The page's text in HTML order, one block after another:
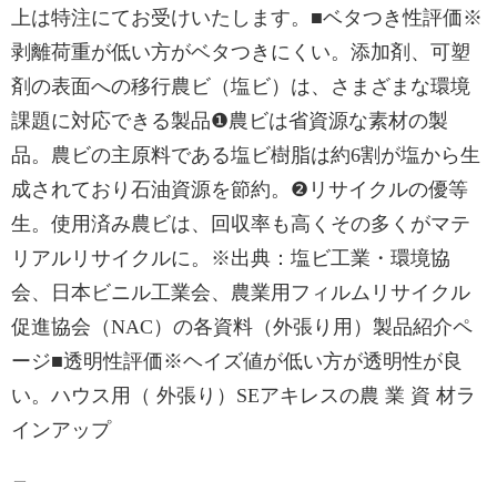
上は特注にてお受けいたします。■ベタつき性評価※
剥離荷重が低い方がベタつきにくい。添加剤、可塑
剤の表面への移行農ビ（塩ビ）は、さまざまな環境
課題に対応できる製品❶農ビは省資源な素材の製
品。農ビの主原料である塩ビ樹脂は約6割が塩から生
成されており石油資源を節約。❷リサイクルの優等
生。使用済み農ビは、回収率も高くその多くがマテ
リアルリサイクルに。※出典：塩ビ工業・環境協
会、日本ビニル工業会、農業用フィルムリサイクル
促進協会（NAC）の各資料（外張り用）製品紹介ペ
ージ■透明性評価※ヘイズ値が低い方が透明性が良
い。ハウス用（ 外張り）SEアキレスの農 業 資 材ラ
インアップ